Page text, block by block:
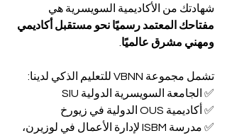
شهادتك من الأكاديمية السويسرية هي
مفتاحك المعتمد رسميًا نحو مستقبل أكاديمي
ومهني مشرق عالميًا
تشمل مجموعة VBNN للتعليم الذكي لدينا:
✅ الجامعة السويسرية الدولية SIU
✅ أكاديمية OUS الدولية في زيورخ
✅ مدرسة ISBM لإدارة الأعمال في لوزيرن،